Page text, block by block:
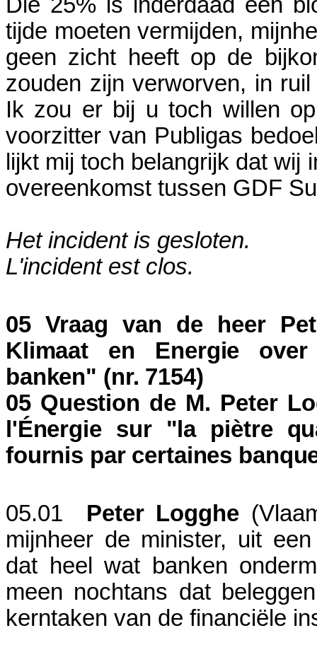
tijde moeten vermijden,
geen zicht heeft op de
zouden zijn verworven, in
Ik zou er bij u toch willen
voorzitter van Publigas
lijkt mij toch belangrijk dat wij
overeenkomst tussen GDF
Het incident is gesloten.
L'incident est clos.
05 Vraag van de heer
Klimaat en Energie
banken" (nr. 7154)
05 Question de M. Peter
l'Énergie sur "la piètre
fournis par certaines
05.01 Peter Logghe
mijnheer de minister, uit
dat heel wat banken
meen nochtans dat
kerntaken van de financiële